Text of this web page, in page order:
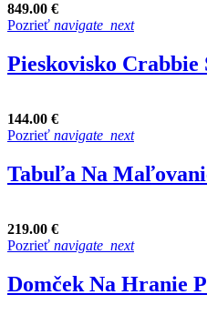
849.00 €
Pozrieť navigate_next
Pieskovisko Crabbie
144.00 €
Pozrieť navigate_next
Tabuľa Na
219.00 €
Pozrieť navigate_next
Domček Na Hranie